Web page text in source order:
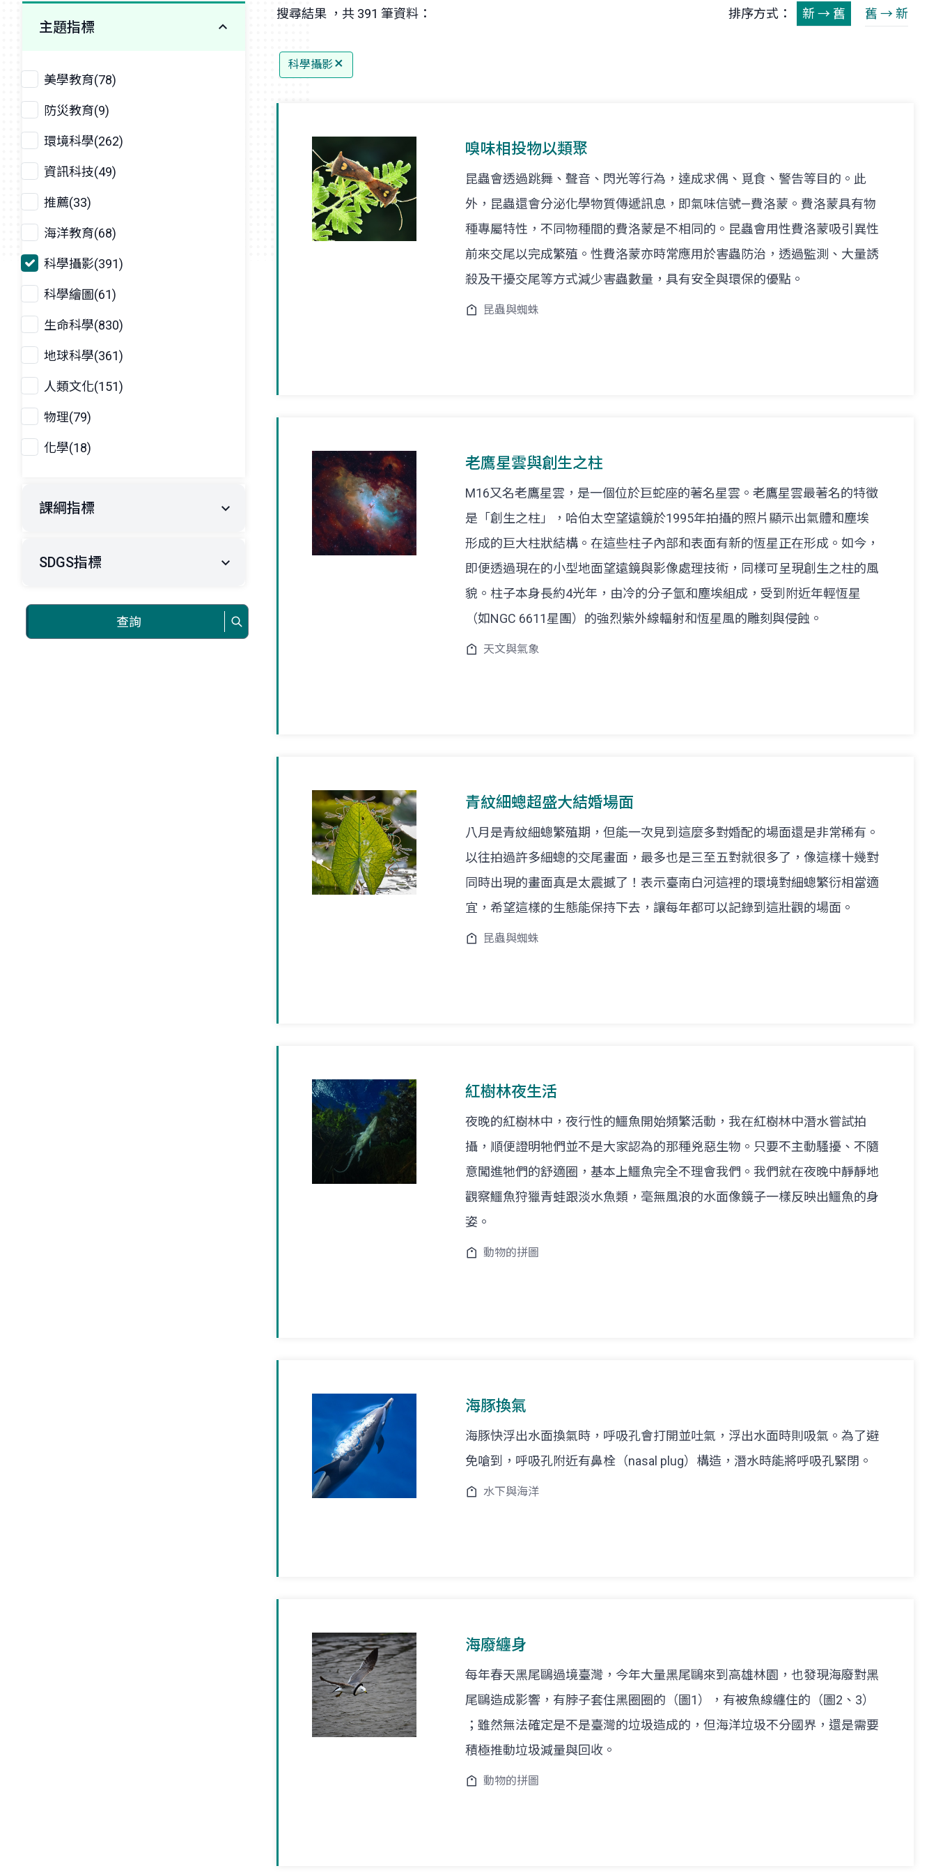
主題指標
美學教育(78)
防災教育(9)
環境科學(262)
資訊科技(49)
推薦(33)
海洋教育(68)
科學攝影(391)
科學繪圖(61)
生命科學(830)
地球科學(361)
人類文化(151)
物理(79)
化學(18)
課綱指標
SDGS指標
查詢
搜尋結果 ，共 391 筆資料： 排序方式： 新 → 舊 舊 → 新
科學攝影
嗅味相投物以類聚
昆蟲會透過跳舞、聲音、閃光等行為，達成求偶、覓食、警告等目的。此
外，昆蟲還會分泌化學物質傳遞訊息，即氣味信號—費洛蒙。費洛蒙具有物
種專屬特性，不同物種間的費洛蒙是不相同的。昆蟲會用性費洛蒙吸引異性
前來交尾以完成繁殖。性費洛蒙亦時常應用於害蟲防治，透過監測、大量誘
殺及干擾交尾等方式減少害蟲數量，具有安全與環保的優點。
昆蟲與蜘蛛
老鷹星雲與創生之柱
M16又名老鷹星雲，是一個位於巨蛇座的著名星雲。老鷹星雲最著名的特徵
是「創生之柱」，哈伯太空望遠鏡於1995年拍攝的照片顯示出氣體和塵埃
形成的巨大柱狀結構。在這些柱子內部和表面有新的恆星正在形成​。如今，
即便透過現在的小型地面望遠鏡與影像處理技術，同樣可呈現創生之柱的風
貌。柱子本身長約4光年，由冷的分子氫和塵埃組成，受到附近年輕恆星
（如NGC 6611星團）的強烈紫外線輻射和恆星風的雕刻與侵蝕​。
天文與氣象
青紋細蟌超盛大結婚場面
八月是青紋細蟌繁殖期，但能一次見到這麼多對婚配的場面還是非常稀有。
以往拍過許多細蟌的交尾畫面，最多也是三至五對就很多了，像這樣十幾對
同時出現的畫面真是太震撼了！表示臺南白河這裡的環境對細蟌繁衍相當適
宜，希望這樣的生態能保持下去，讓每年都可以記錄到這壯觀的場面。
昆蟲與蜘蛛
紅樹林夜生活
夜晚的紅樹林中，夜行性的鱷魚開始頻繁活動，我在紅樹林中潛水嘗試拍
攝，順便證明牠們並不是大家認為的那種兇惡生物。只要不主動騷擾、不隨
意闖進牠們的舒適圈，基本上鱷魚完全不理會我們。我們就在夜晚中靜靜地
觀察鱷魚狩獵青蛙跟淡水魚類，毫無風浪的水面像鏡子一樣反映出鱷魚的身
姿。
動物的拼圖
海豚換氣
海豚快浮出水面換氣時，呼吸孔會打開並吐氣，浮出水面時則吸氣。為了避
免嗆到，呼吸孔附近有鼻栓（nasal plug）構造，潛水時能將呼吸孔緊閉。
水下與海洋
海廢纏身
每年春天黑尾鷗過境臺灣，今年大量黑尾鷗來到高雄林園，也發現海廢對黑
尾鷗造成影響，有脖子套住黑圈圈的（圖1），有被魚線纏住的（圖2、3）
；雖然無法確定是不是臺灣的垃圾造成的，但海洋垃圾不分國界，還是需要
積極推動垃圾減量與回收。
動物的拼圖